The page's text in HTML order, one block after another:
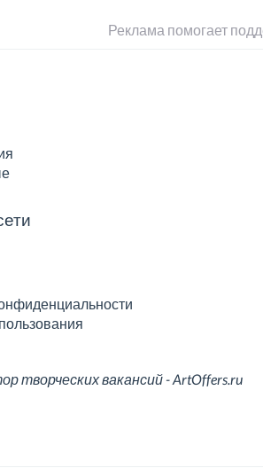
Реклама помогает
творческих вакансий - ArtOffers.ru